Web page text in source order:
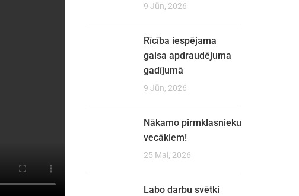
9 Jūn, 2026
Rīcība iespējama
gaisa apdraudējuma
gadījumā
9 Jūn, 2026
Nākamo pirmklasnieku
vecākiem!
25 Mai, 2026
Labo darbu svētki